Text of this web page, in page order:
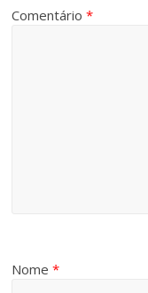
Comentário*
Nome*